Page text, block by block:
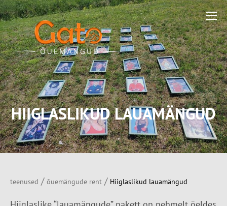
HIIGLASLIKUD LAUAMÄNGUD
teenused / õuemängude rent / Hiiglaslikud lauamängud